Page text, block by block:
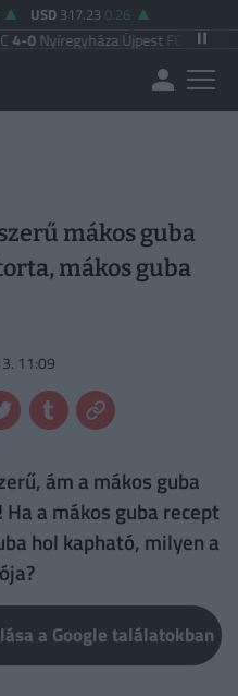
USD 317.23 0.26
|Újpest FC4-2Debreceni VSC
mákos guba
mákos guba
11:09
ám a mákos guba
a mákos guba recept
hol kapható, milyen a
a Google találatokban